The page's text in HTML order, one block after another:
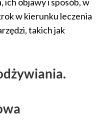
w kierunku leczenia
takich jak